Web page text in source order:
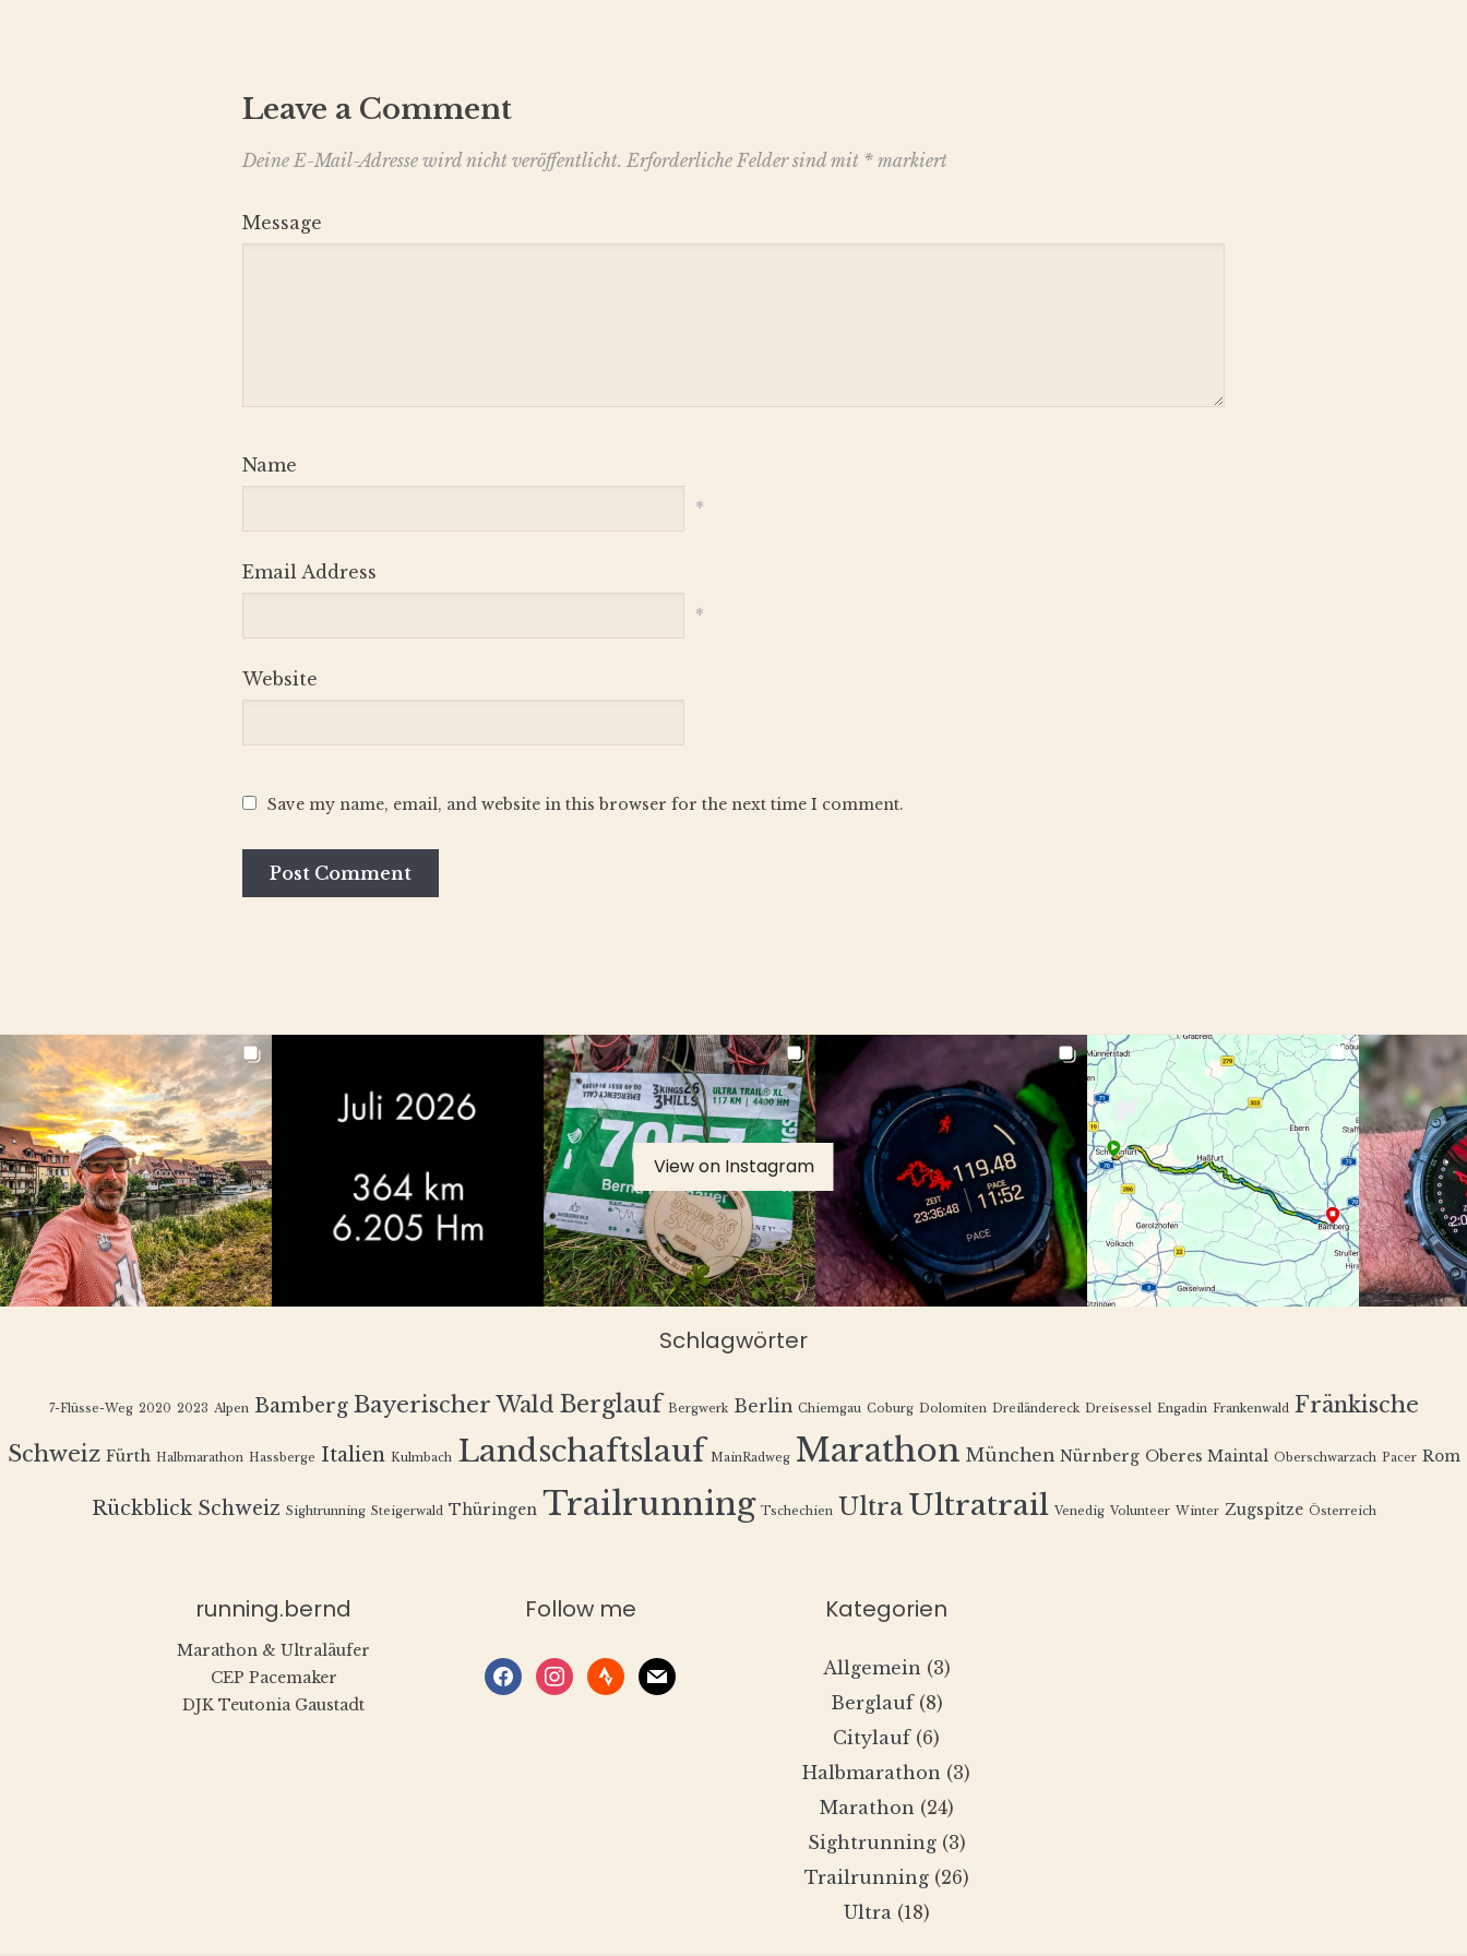
Leave a Comment
Deine E-Mail-Adresse wird nicht veröffentlicht. Erforderliche Felder sind mit *markiert
Message
Name
*
Email Address
*
Website
Save my name, email, and website in this browser for the next time I comment.
View on Instagram
Schlagwörter
7-Flüsse-Weg 2020 2023 Alpen Bamberg Bayerischer Wald Berglauf Bergwerk Berlin Chiemgau Coburg Dolomiten Dreiländereck Dreisessel Engadin Frankenwald Fränkische
Schweiz Fürth Halbmarathon Hassberge Italien Kulmbach Landschaftslauf MainRadweg Marathon München Nürnberg Oberes Maintal Oberschwarzach Pacer Rom
Rückblick Schweiz Sightrunning Steigerwald Thüringen Trailrunning Tschechien Ultra Ultratrail Venedig Volunteer Winter Zugspitze Österreich
running.bernd
Marathon & Ultraläufer
CEP Pacemaker
DJK Teutonia Gaustadt
Follow me
facebookinstagram
stravamail
Kategorien
Allgemein (3)
Berglauf(8)
Citylauf(6)
Halbmarathon (3)
Marathon (24)
Sightrunning(3)
Trailrunning(26)
Ultra(18)